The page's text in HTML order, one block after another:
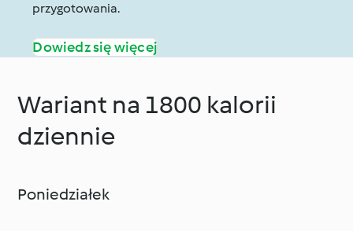
przygotowania.
Dowiedz się więcej
Wariant na 1800 kalorii
dziennie
Poniedziałek